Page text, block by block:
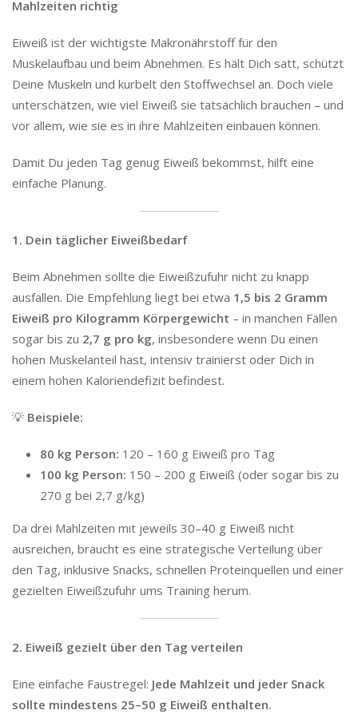
Mahlzeiten richtig
Eiweiß ist der wichtigste Makronährstoff für den
Muskelaufbau und beim Abnehmen. Es hält Dich satt, schützt
Deine Muskeln und kurbelt den Stoffwechsel an. Doch viele
unterschätzen, wie viel Eiweiß sie tatsächlich brauchen – und
vor allem, wie sie es in ihre Mahlzeiten einbauen können.
Damit Du jeden Tag genug Eiweiß bekommst, hilft eine
einfache Planung.
1. Dein täglicher Eiweißbedarf
Beim Abnehmen sollte die Eiweißzufuhr nicht zu knapp
ausfallen. Die Empfehlung liegt bei etwa 1,5 bis 2 Gramm
Eiweiß pro Kilogramm Körpergewicht – in manchen Fällen
sogar bis zu 2,7 g pro kg, insbesondere wenn Du einen
hohen Muskelanteil hast, intensiv trainierst oder Dich in
einem hohen Kaloriendefizit befindest.
💡 Beispiele:
80 kg Person: 120 – 160 g Eiweiß pro Tag
100 kg Person: 150 – 200 g Eiweiß (oder sogar bis zu
270 g bei 2,7 g/kg)
Da drei Mahlzeiten mit jeweils 30–40 g Eiweiß nicht
ausreichen, braucht es eine strategische Verteilung über
den Tag, inklusive Snacks, schnellen Proteinquellen und einer
gezielten Eiweißzufuhr ums Training herum.
2. Eiweiß gezielt über den Tag verteilen
Eine einfache Faustregel: Jede Mahlzeit und jeder Snack
sollte mindestens 25–50 g Eiweiß enthalten.